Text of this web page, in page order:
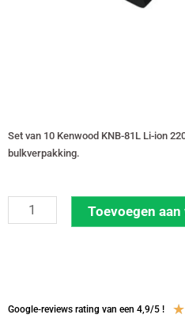
Set van 10 Kenwood KNB-81L Li-ion
bulkverpakking.
van
2200
Toevoegen
Google-reviews rating van een 4,9/5 ! ★